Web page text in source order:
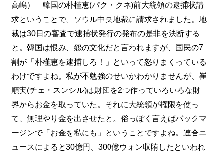
高嶋） 韓国の朴槿恵(パク・クネ)前大統領の逮捕状請
求ということで、ソウル中央地裁に請求されました。地
裁は30日の審査で逮捕状発行の発布の是非を決断する
と。韓国は恨み、怨の文化だと言われますが、国民の7
割が「朴槿恵を逮捕しろ！」といって怒りまくっている
わけですよね。私が不勉強のせいかわかりませんが、崔
順実(チェ・スンシル)は財団を2つ作っていろいろな財
界からお金を取っていた。それに大統領が権限を使っ
て、無理やり金を出させたと。俗っぽく言えばバックマ
ージンで「お金を私にも」ということですよね。連合ニ
ュースによると30億円、300億ウォン収賄したといわれ